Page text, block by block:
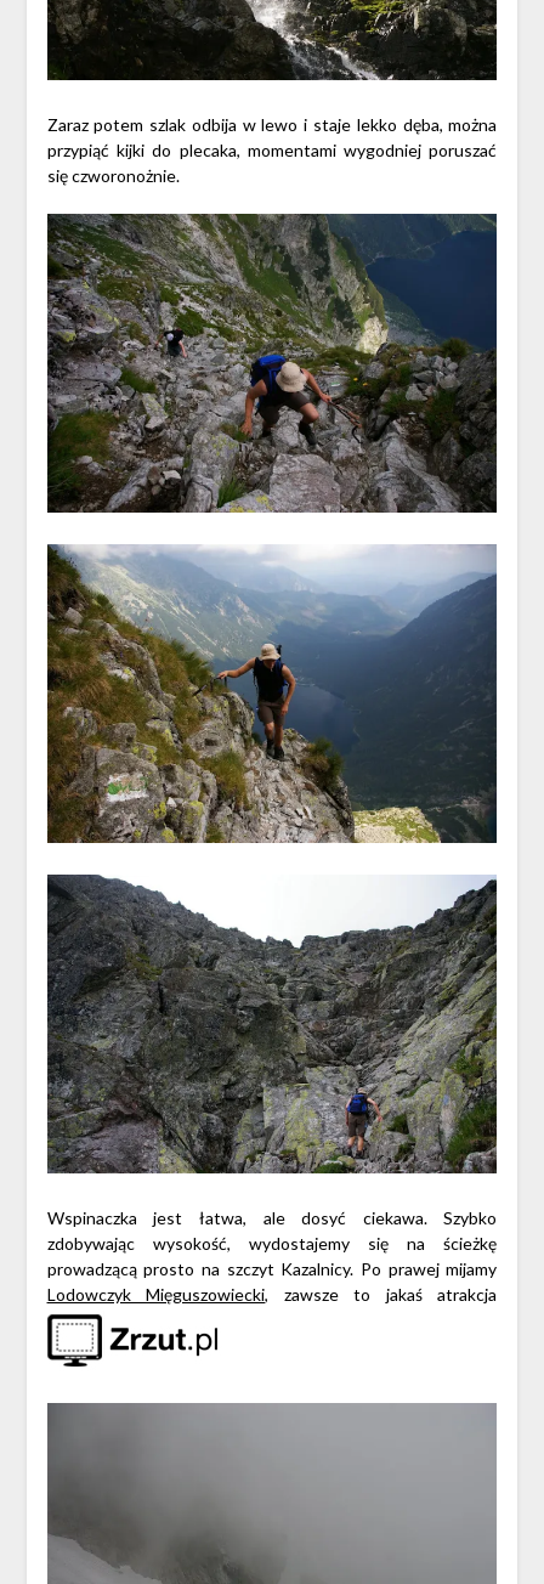
Zaraz potem szlak odbija w lewo i staje lekko dęba, można
przypiąć kijki do plecaka, momentami wygodniej poruszać
się czworonożnie.
Wspinaczka jest łatwa, ale dosyć ciekawa. Szybko
zdobywając wysokość, wydostajemy się na ścieżkę
prowadzącą prosto na szczyt Kazalnicy. Po prawej mijamy
Lodowczyk Mięguszowiecki, zawsze to jakaś atrakcja